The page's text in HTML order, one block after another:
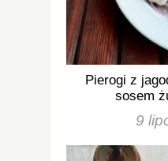
Pierogi z
sosem
9